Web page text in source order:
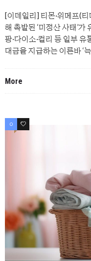
[이데일리] 티몬·위메프(
해 촉발된 ‘미정산 사태’
팡·다이소·컬리 등 일부
대금을 지급하는 이른바 ‘
More
0 0